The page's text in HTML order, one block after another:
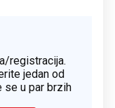
registracija.
jedan od
se u par brzih